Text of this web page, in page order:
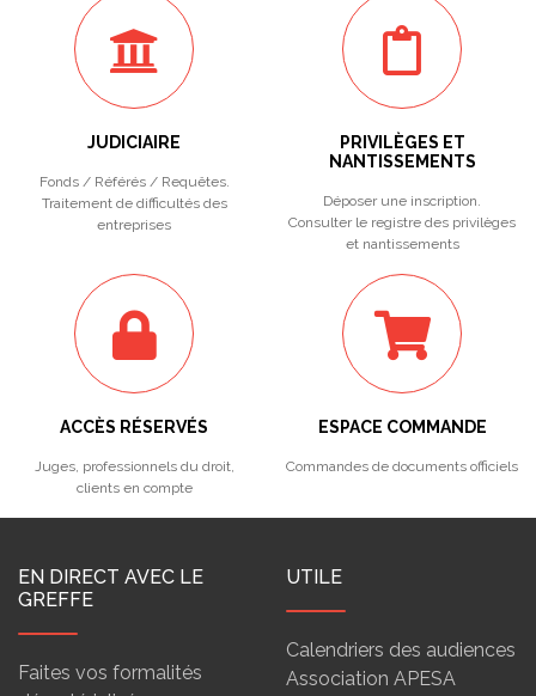
JUDICIAIRE
Fonds / Référés / Requêtes.
Traitement de difficultés des
entreprises
PRIVILÈGES ET
NANTISSEMENTS
Déposer une inscription.
Consulter le registre des privilèges
et nantissements
ACCÈS RÉSERVÉS
Juges, professionnels du droit,
clients en compte
ESPACE COMMANDE
Commandes de documents officiels
EN DIRECT AVEC LE
GREFFE
Faites vos formalités
UTILE
Calendriers des audiences
Association APESA